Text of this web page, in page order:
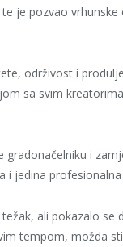
te je pozvao
održivost i
sa svim
gradonačelniku i
i jedina
ali pokazalo se
tempom, možda